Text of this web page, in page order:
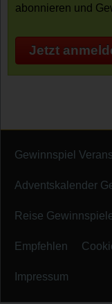
abonnieren und
Jetzt
Gewinnspiel
Adventskalender
Reise
Empfehlen
Impressum